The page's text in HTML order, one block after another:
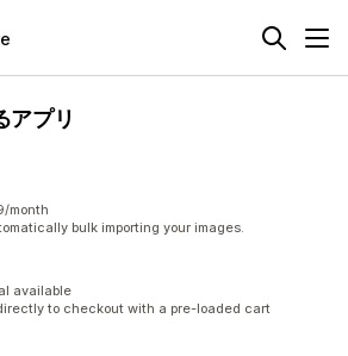
アプリ
件
month
bulk importing your images.
件available
to checkout with a pre-loaded cart